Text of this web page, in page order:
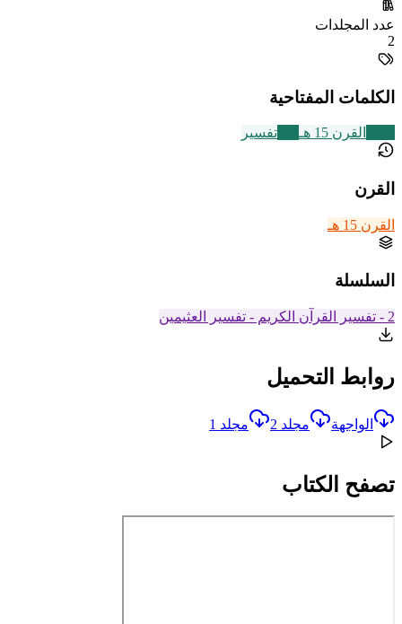
عدد المجلدات
2
الكلمات المفتاحية
القرن 15 هـ تفسير
القرن
القرن 15 هـ
السلسلة
2 - تفسير القرآن الكريم - تفسير العثيمين
روابط التحميل
الواجهة مجلد 2 مجلد 1
تصفح الكتاب